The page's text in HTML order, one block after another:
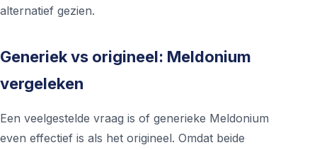
alternatief gezien.
Generiek vs origineel: Meldonium
vergeleken
Een veelgestelde vraag is of generieke Meldonium
even effectief is als het origineel. Omdat beide